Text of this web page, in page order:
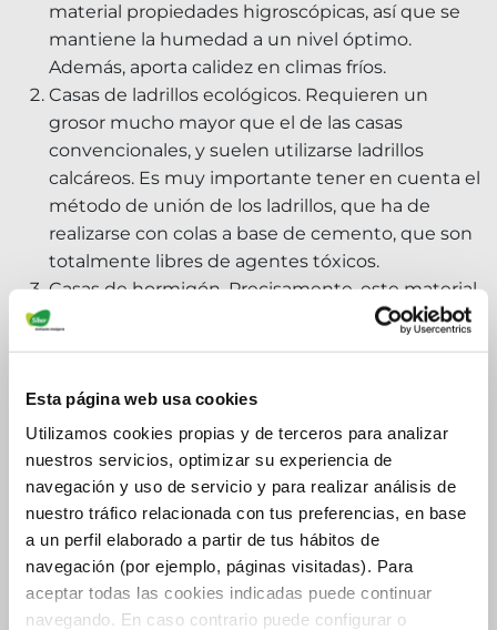
Esta página web usa cookies
Utilizamos cookies propias y de terceros para analizar
nuestros servicios, optimizar su experiencia de
navegación y uso de servicio y para realizar análisis de
nuestro tráfico relacionada con tus preferencias, en base
a un perfil elaborado a partir de tus hábitos de
navegación (por ejemplo, páginas visitadas). Para
aceptar todas las cookies indicadas puede continuar
navegando. En caso contrario puede configurar o
material propiedades higroscópicas, así que se
mantiene la humedad a un nivel óptimo.
Además, aporta calidez en climas fríos.
Casas de ladrillos ecológicos. Requieren un
grosor mucho mayor que el de las casas
convencionales, y suelen utilizarse ladrillos
calcáreos. Es muy importante tener en cuenta el
método de unión de los ladrillos, que ha de
realizarse con colas a base de cemento, que son
totalmente libres de agentes tóxicos.
Casas de hormigón. Precisamente, este material
no es natural ni sano -contiene componentes
estos impedimentos. Normalmente, se hace uso
del hormigón celular, que se compone de arena
y es complementado con yeso y cal.
En la actualidad, no es habitual encontrar edificios
que sean bioclimáticos, pero en el sector residencial
personal sí empiezan a aparecer notables ejemplos
casas ecológicas . Y quizás en un futuro la
legislación logre encontrar una fórmula para